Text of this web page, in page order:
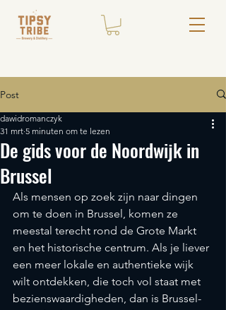
Post
De gids voor de Noordwijk in
Brussel
dawidromanczyk
31 mrt 5 minuten om te lezen
Als mensen op zoek zijn naar dingen
om te doen in Brussel, komen ze
meestal terecht rond de Grote Markt
en het historische centrum. Als je liever
een meer lokale en authentieke wijk
wilt ontdekken, die toch vol staat met
bezienswaardigheden, dan is Brussel-